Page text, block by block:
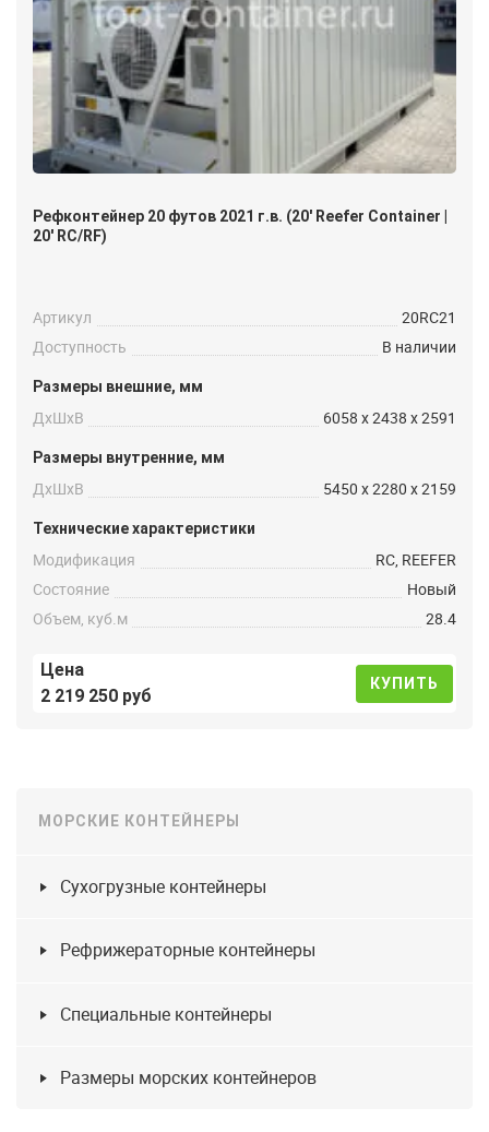
Рефконтейнер 20 футов 2021 г.в. (20′ Reefer Container |
20′ RC/RF)
Артикул
20RC21
Доступность
В наличии
Размеры внешние, мм
ДxШxВ 6058 x 2438 x 2591
Размеры внутренние, мм
ДxШxВ 5450 x 2280 x 2159
Технические характеристики
Модификация
RC, REEFER
Состояние
Новый
Объем, куб.м
28.4
Цена
2 219 250 руб
КУПИТЬ
МОРСКИЕ КОНТЕЙНЕРЫ
Сухогрузные контейнеры
Рефрижераторные контейнеры
Специальные контейнеры
Размеры морских контейнеров